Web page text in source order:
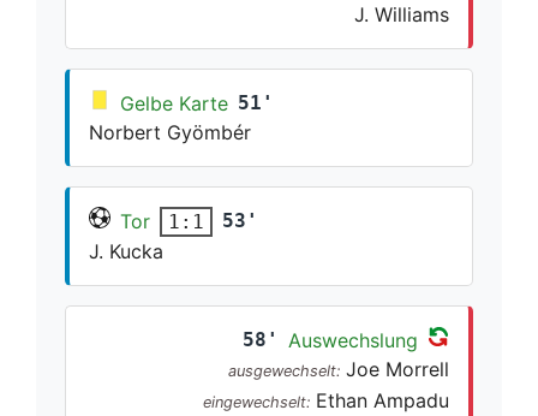
J. Williams
Gelbe Karte 51'
Norbert Gyömbér
Tor 1:1 53'
J. Kucka
58' Auswechslung
ausgewechselt: Joe Morrell
eingewechselt: Ethan Ampadu